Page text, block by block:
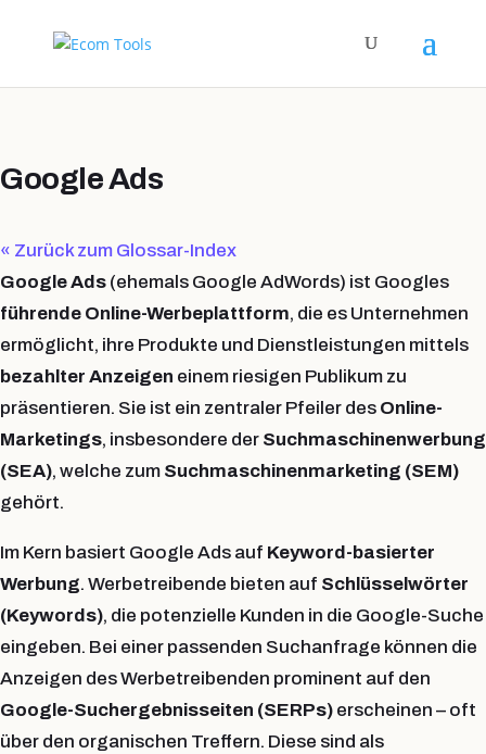
Google Ads
« Zurück zum Glossar-Index
Google Ads (ehemals Google AdWords) ist Googles
führende Online-Werbeplattform, die es Unternehmen
ermöglicht, ihre Produkte und Dienstleistungen mittels
bezahlter Anzeigen einem riesigen Publikum zu
präsentieren. Sie ist ein zentraler Pfeiler des Online-
Marketings, insbesondere der Suchmaschinenwerbung
(SEA), welche zum Suchmaschinenmarketing (SEM)
gehört.
Im Kern basiert Google Ads auf Keyword-basierter
Werbung. Werbetreibende bieten auf Schlüsselwörter
(Keywords), die potenzielle Kunden in die Google-Suche
eingeben. Bei einer passenden Suchanfrage können die
Anzeigen des Werbetreibenden prominent auf den
Google-Suchergebnisseiten (SERPs) erscheinen – oft
über den organischen Treffern. Diese sind als